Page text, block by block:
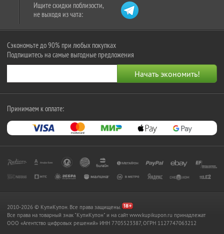
Ищите скидки поблизости,
не выходя из чата:
Сэкономьте до 90% при любых покупках
Подпишитесь на самые выгодные предложения
Принимаем к оплате:
2010-2026 © КупиКупон. Все права защищены.
Все права на товарный знак "КупиКупон" и на сайт www.kupikupon.ru принадлежат
OOO «Агентство цифровых решений» ИНН 7705523387, ОГРН 1127747063212